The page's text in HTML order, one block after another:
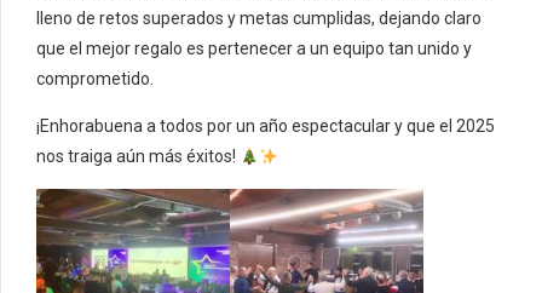
lleno de retos superados y metas cumplidas, dejando claro
que el mejor regalo es pertenecer a un equipo tan unido y
comprometido.
¡Enhorabuena a todos por un año espectacular y que el 2025
nos traiga aún más éxitos!